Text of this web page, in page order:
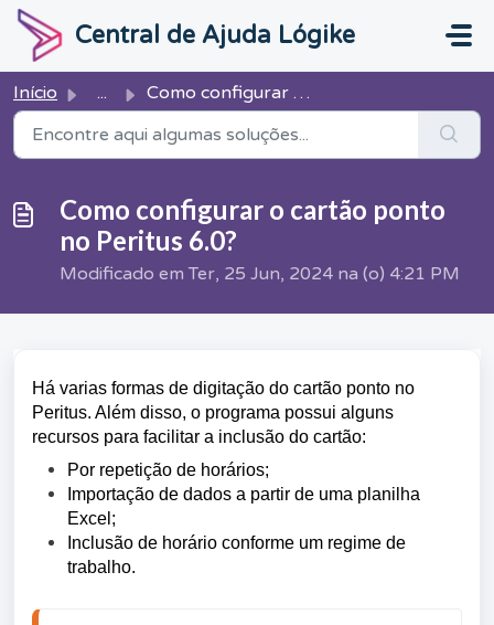
Ir para o conteúdo principal
Central de Ajuda Lógike
Início ... Como configurar o cartão ponto no Peritus 6.0?
Como configurar o cartão ponto
no Peritus 6.0?
Modificado em Ter, 25 Jun, 2024 na (o) 4:21 PM
Há varias formas de digitação do cartão ponto no
Peritus. Além disso, o programa possui alguns
recursos para facilitar a inclusão do cartão:
Por repetição de horários;
Importação de dados a partir de uma planilha
Excel;
Inclusão de horário conforme um regime de
trabalho.